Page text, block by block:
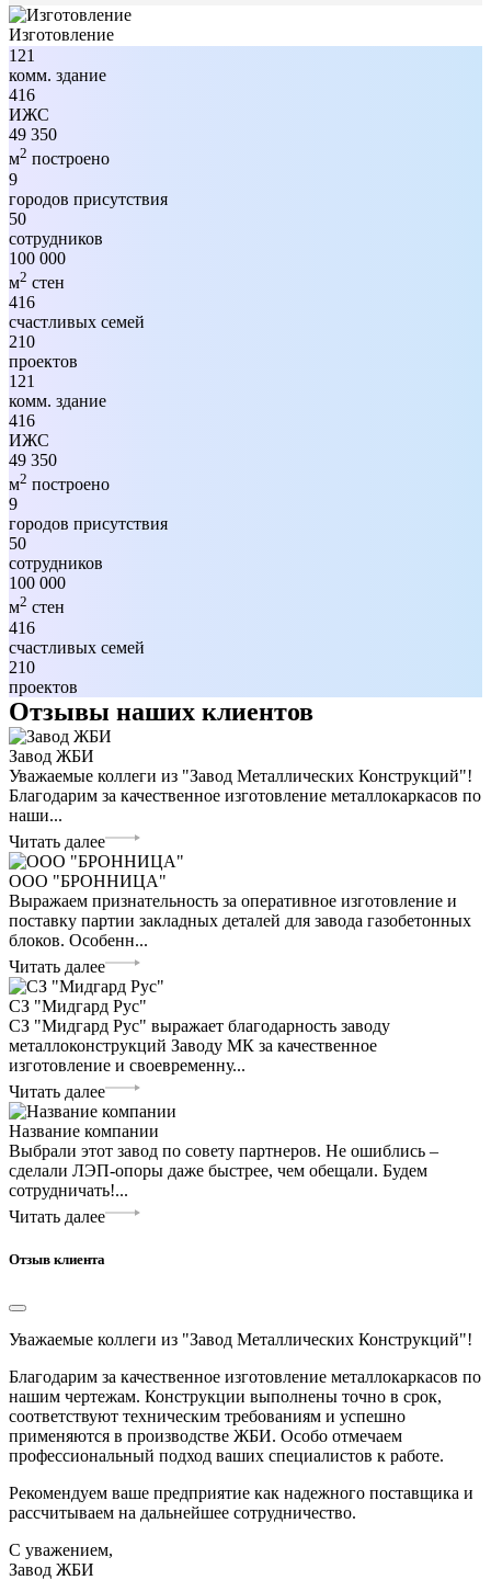
Изготовление
121
комм. здание
416
ИЖС
49 350
м2 построено
9
городов присутствия
50
сотрудников
100 000
м2 стен
416
счастливых семей
210
проектов
121
комм. здание
416
ИЖС
49 350
м2 построено
9
городов присутствия
50
сотрудников
100 000
м2 стен
416
счастливых семей
210
проектов
Отзывы наших клиентов
Завод ЖБИ
Уважаемые коллеги из "Завод Металлических Конструкций"!
Благодарим за качественное изготовление металлокаркасов по
наши...
Читать далее
ООО "БРОННИЦА"
Выражаем признательность за оперативное изготовление и
поставку партии закладных деталей для завода газобетонных
блоков. Особенн...
Читать далее
СЗ "Мидгард Рус"
СЗ "Мидгард Рус" выражает благодарность заводу
металлоконструкций Заводу МК за качественное
изготовление и своевременну...
Читать далее
Название компании
Выбрали этот завод по совету партнеров. Не ошиблись –
сделали ЛЭП-опоры даже быстрее, чем обещали. Будем
сотрудничать!...
Читать далее
Отзыв клиента
Уважаемые коллеги из "Завод Металлических Конструкций"!
Благодарим за качественное изготовление металлокаркасов по
нашим чертежам. Конструкции выполнены точно в срок,
соответствуют техническим требованиям и успешно
применяются в производстве ЖБИ. Особо отмечаем
профессиональный подход ваших специалистов к работе.
Рекомендуем ваше предприятие как надежного поставщика и
рассчитываем на дальнейшее сотрудничество.
С уважением,
Завод ЖБИ